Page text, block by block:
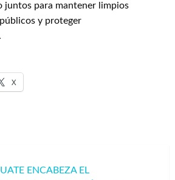
juntos para mantener limpios
y proteger
X
ENCABEZA EL